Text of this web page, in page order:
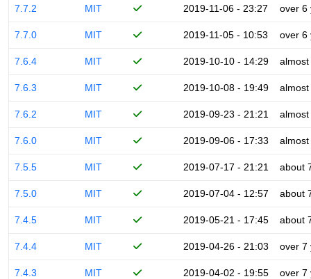
7.7.2 MIT 2019-11-06 - 23:27 over 6
7.7.0 MIT 2019-11-05 - 10:53 over 6
7.6.4 MIT 2019-10-10 - 14:29
7.6.3 MIT 2019-10-08 - 19:49
7.6.2 MIT 2019-09-23 - 21:21
7.6.0 MIT 2019-09-06 - 17:33
7.5.5 MIT 2019-07-17 - 21:21 about
7.5.0 MIT 2019-07-04 - 12:57 about
7.4.5 MIT 2019-05-21 - 17:45 about
7.4.4 MIT 2019-04-26 - 21:03 over 7
7.4.3 MIT 2019-04-02 - 19:55 over 7